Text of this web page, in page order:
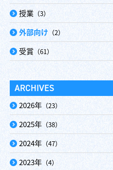
授業 （3）
外部向け （2）
受賞 （61）
ARCHIVES
2026年 （23）
2025年 （38）
2024年 （47）
2023年 （4）